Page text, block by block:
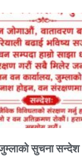
सुचना सन्देश